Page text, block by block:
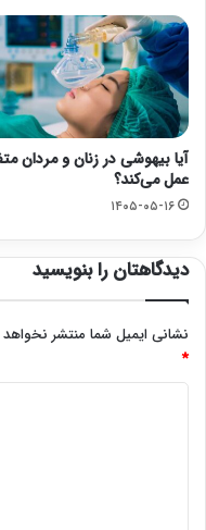
آیا بیهوشی در زنان و مردان
عمل می‌کند؟
۱۴۰۵-۰۵-۱۶
دیدگاهتان را بنویسید
نشانی ایمیل شما منتشر
*